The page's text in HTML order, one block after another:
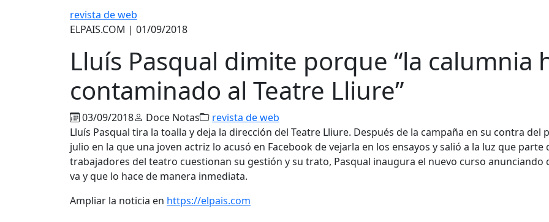
revista de web
ELPAIS.COM | 01/09/2018
Lluís Pasqual dimite porque “la calumnia
contaminado al Teatre Lliure”
03/09/2018 Doce Notas
revista de web
Lluís Pasqual tira la toalla y deja la dirección del Teatre Lliure. Después de la campaña en su contra del
julio en la que una joven actriz lo acusó en Facebook de vejarla en los ensayos y salió a la luz que parte
trabajadores del teatro cuestionan su gestión y su trato, Pasqual inaugura el nuevo curso anunciando
va y que lo hace de manera inmediata.
Ampliar la noticia en https://elpais.com